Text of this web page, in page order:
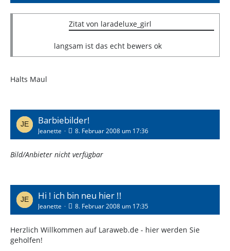
Zitat von laradeluxe_girl
langsam ist das echt bewers ok
Halts Maul
Barbiebilder!
Jeanette 8. Februar 2008 um 17:36
Bild/Anbieter nicht verfügbar
Hi ! ich bin neu hier !!
Jeanette 8. Februar 2008 um 17:35
Herzlich Willkommen auf Laraweb.de - hier werden Sie
geholfen!